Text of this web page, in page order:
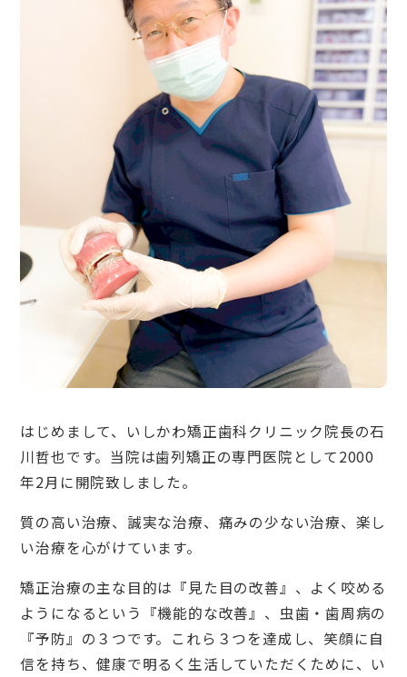
はじめまして、いしかわ矯正歯科クリニック院長の石
川哲也です。当院は歯列矯正の専門医院として2000
年2月に開院致しました。
質の高い治療、誠実な治療、痛みの少ない治療、楽し
い治療を心がけています。
矯正治療の主な目的は『見た目の改善』、よく咬める
ようになるという『機能的な改善』、虫歯・歯周病の
『予防』の３つです。これら３つを達成し、笑顔に自
信を持ち、健康で明るく生活していただくために、い